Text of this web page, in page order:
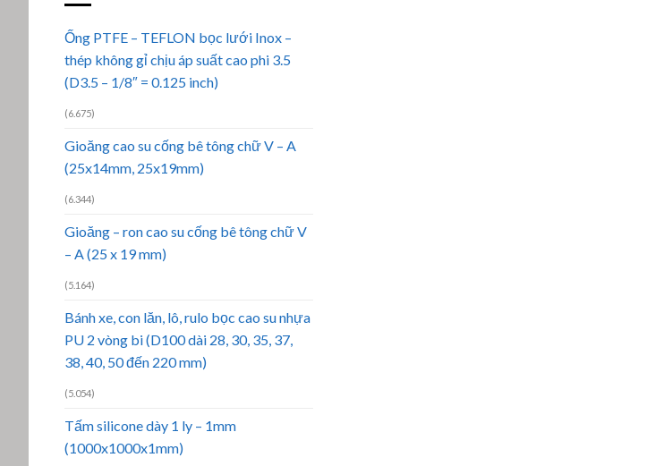
Ống PTFE – TEFLON bọc lưới Inox –
thép không gỉ chịu áp suất cao phi 3.5
(D3.5 – 1/8″ = 0.125 inch)
(6.675)
Gioăng cao su cống bê tông chữ V – A
(25x14mm, 25x19mm)
(6.344)
Gioăng – ron cao su cống bê tông chữ V
– A (25 x 19 mm)
(5.164)
Bánh xe, con lăn, lô, rulo bọc cao su nhựa
PU 2 vòng bi (D100 dài 28, 30, 35, 37,
38, 40, 50 đến 220 mm)
(5.054)
Tấm silicone dày 1 ly – 1mm
(1000x1000x1mm)